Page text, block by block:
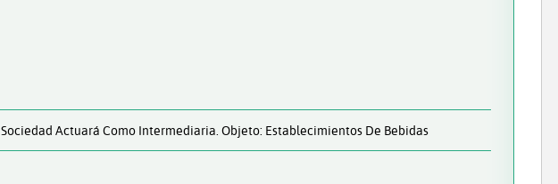
Actuará Como Intermediaria. Objeto: Establecimientos De Bebidas